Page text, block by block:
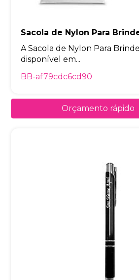
Sacola de Nylon Para
A Sacola de Nylon Para
disponível em...
BB-af79cdc6cd90
Orçamento rápido